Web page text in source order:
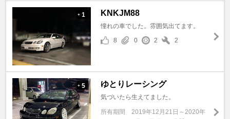
+ 1 KNKJM88
憧れの車でした。雰囲気出てます。
8
0 2 2
+ 5 ゆとりレーシング
気づいたら生えてました。
所有期間
2019年12月21日～2020年